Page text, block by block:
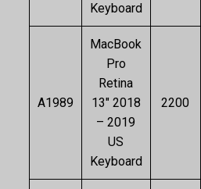
Keyboard
A1989
MacBook
Pro
Retina
13″ 2018
– 2019
US
Keyboard
2200